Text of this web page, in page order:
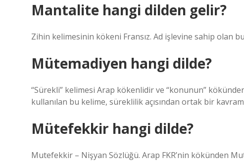
Mantalite hangi dilden gelir?
Zihin kelimesinin kökeni Fransız. Ad işlevine sahip olan
Mütemadiyen hangi dilde?
“Sürekli” kelimesi Arap kökenlidir ve “konunun”
kullanılan bu kelime, süreklilik açısından ortak bir
Mütefekkir hangi dilde?
Mutefekkir – Nişyan Sözlüğü. Arap FKR’nin kökünden